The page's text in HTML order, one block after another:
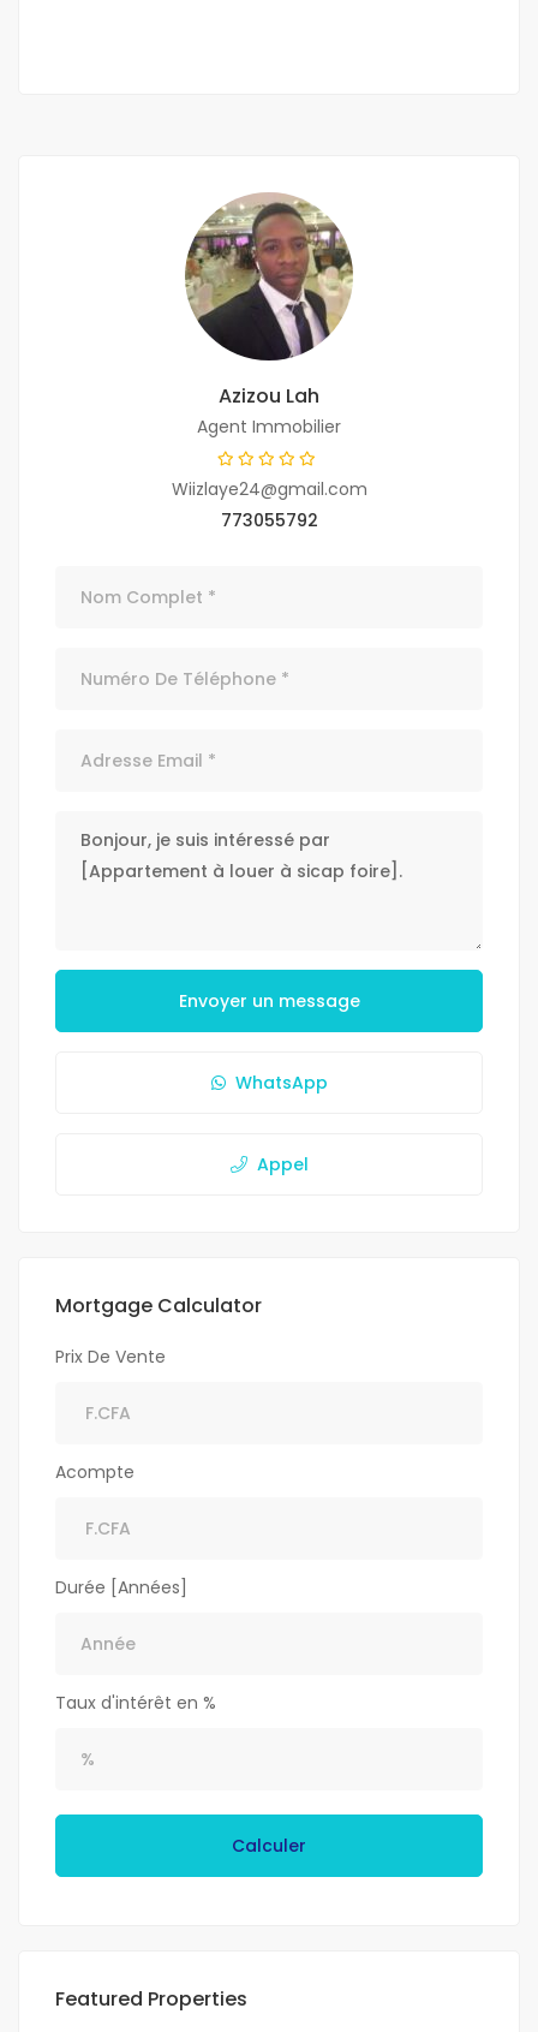
Azizou Lah
Agent Immobilier
Wiizlaye24@gmail.com
773055792
Envoyer un message
WhatsApp
Appel
Mortgage Calculator
Prix De Vente
Acompte
Durée [Années]
Taux d'intérêt en %
Calculer
Featured Properties